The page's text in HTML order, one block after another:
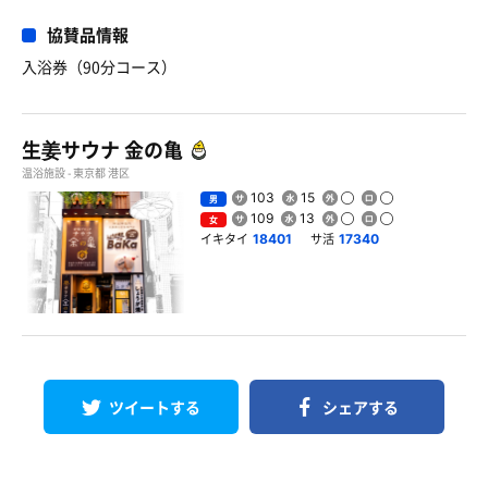
協賛品情報
入浴券（90分コース）
生姜サウナ 金の亀
温浴施設 - 東京都 港区
男 103 15
女 109 13
イキタイ 18401 サ活 17340
ツイートする シェアする